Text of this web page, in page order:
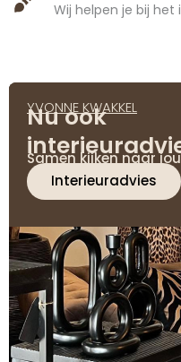
Wij helpen je bij het
YVONNE KWAKKEL
Nu ook
Samen kijken naar
Interieuradvies